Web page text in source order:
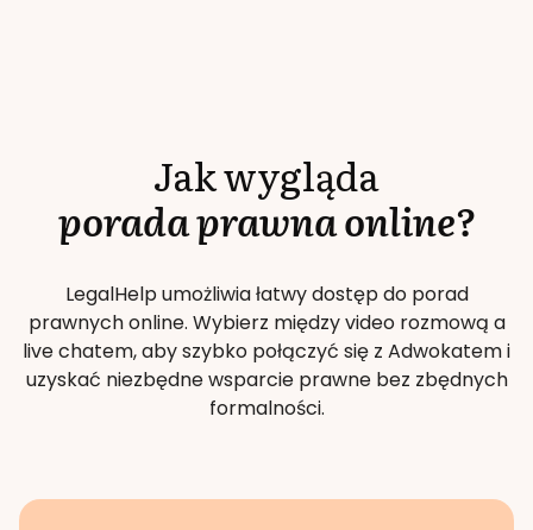
Jak wygląda
porada prawna online?
LegalHelp umożliwia łatwy dostęp do porad
prawnych online. Wybierz między video rozmową a
live chatem, aby szybko połączyć się z Adwokatem i
uzyskać niezbędne wsparcie prawne bez zbędnych
formalności.